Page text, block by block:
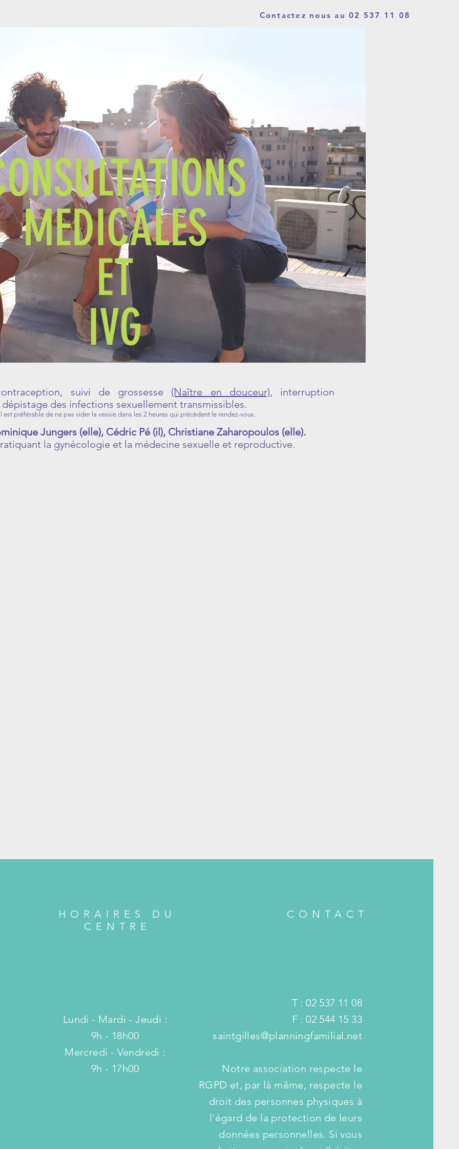
Contactez nous au 02 537 11 08
MEDICALES
ET
IVG
suivi de grossesse (Naître en douceur), interruption
des infections sexuellement transmissibles.
est préférable de ne pas vider la vessie dans les 2 heures qui précèdent le rendez-vous.
Jungers (elle), Cédric Pé (il), Christiane Zaharopoulos (elle).
la gynécologie et la médecine sexuelle et reproductive.
HORAIRES DU
CENTRE
CONTACT
Lundi - Mardi - Jeudi :
9h - 18h00
​Mercredi - Vendredi :
9h - 17h00
T : 02 537 11 08
F : 02 544 15 33
saintgilles@planningfamilial.net
Notre association respecte le
RGPD et, par là même, respecte le
droit des personnes physiques à
l’égard de la protection de leurs
données personnelles. Si vous